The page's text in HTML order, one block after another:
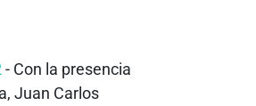
- Con la presencia
Juan Carlos